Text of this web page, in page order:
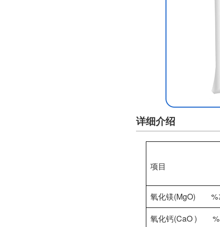
详细介绍
项目
氧化镁(MgO)
氧化钙(CaO )